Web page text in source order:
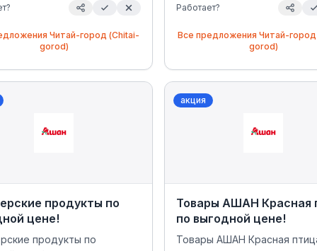
Читай-город (Chitai-
gorod)
Работает?
Все предложения Читай-
gorod)
продукты по
цене!
продукты по
акция
Товары АШАН Красная
по выгодной цене!
Товары АШАН Красная